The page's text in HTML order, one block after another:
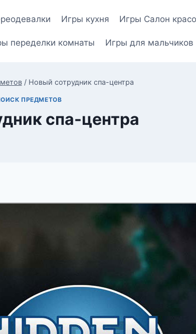
Игры кухня Игры Салон
переделки комнаты Игры для мальчиков
/ Новый сотрудник спа-центра
ПРЕДМЕТОВ
спа-центра